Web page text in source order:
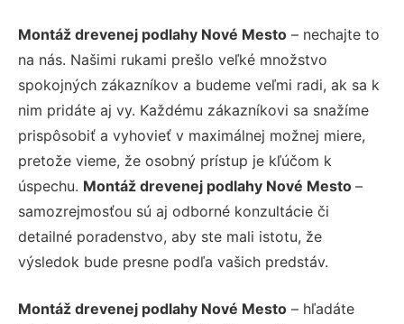
Montáž drevenej podlahy Nové Mesto – nechajte to
na nás. Našimi rukami prešlo veľké množstvo
spokojných zákazníkov a budeme veľmi radi, ak sa k
nim pridáte aj vy. Každému zákazníkovi sa snažíme
prispôsobiť a vyhovieť v maximálnej možnej miere,
pretože vieme, že osobný prístup je kľúčom k
úspechu. Montáž drevenej podlahy Nové Mesto –
samozrejmosťou sú aj odborné konzultácie či
detailné poradenstvo, aby ste mali istotu, že
výsledok bude presne podľa vašich predstáv.
Montáž drevenej podlahy Nové Mesto – hľadáte